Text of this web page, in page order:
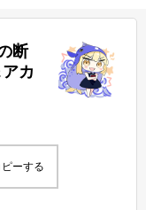
断
カ
ーする